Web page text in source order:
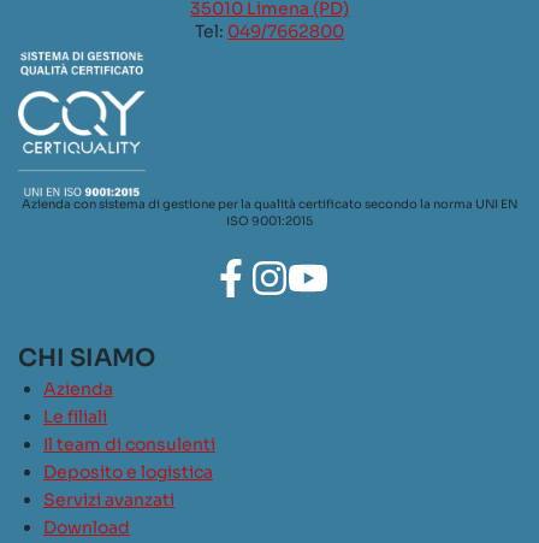
35010 Limena (PD)
Tel: 049/7662800
Azienda con sistema di gestione per la qualità certificato secondo la norma UNI EN
ISO 9001:2015
CHI SIAMO
Azienda
Le filiali
Il team di consulenti
Deposito e logistica
Servizi avanzati
Download